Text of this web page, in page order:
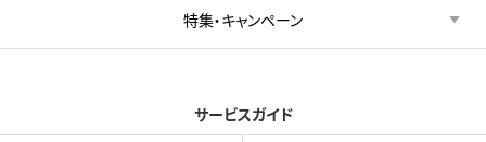
特集・キャンペーン
サービスガイド